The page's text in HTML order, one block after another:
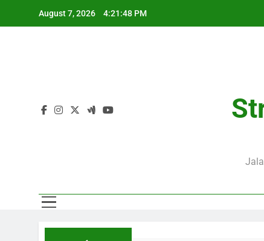
August 7, 2026 4:21:48 PM